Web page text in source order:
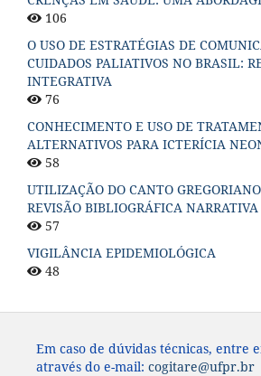
106
O USO DE ESTRATÉGIAS DE
CUIDADOS PALIATIVOS NO BRASIL:
INTEGRATIVA
76
CONHECIMENTO E USO DE
ALTERNATIVOS PARA ICTERÍCIA
58
UTILIZAÇÃO DO CANTO
REVISÃO BIBLIOGRÁFICA NARRATIVA
57
VIGILÂNCIA EPIDEMIOLÓGICA
48
Em caso de dúvidas técnicas, entre
através do e-mail: cogitare@ufpr.br